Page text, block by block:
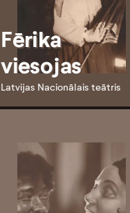
Fērika
viesojas
Latvijas Nacionālais teātris